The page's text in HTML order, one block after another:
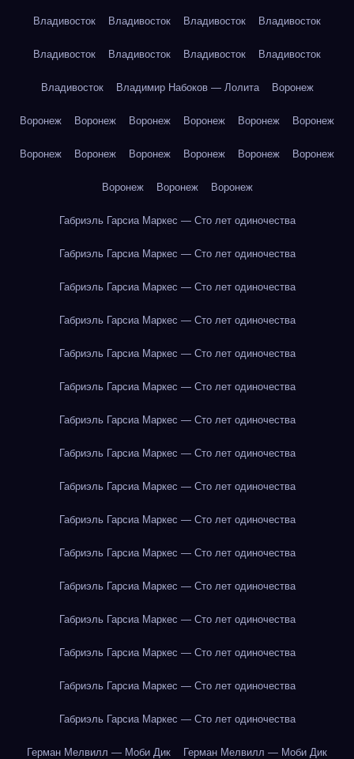
Владивосток Владивосток Владивосток Владивосток
Владивосток Владивосток Владивосток Владивосток
Владивосток Владимир Набоков — Лолита Воронеж
Воронеж Воронеж Воронеж Воронеж Воронеж Воронеж
Воронеж Воронеж Воронеж Воронеж Воронеж Воронеж
Воронеж Воронеж Воронеж
Габриэль Гарсиа Маркес — Сто лет одиночества
Габриэль Гарсиа Маркес — Сто лет одиночества
Габриэль Гарсиа Маркес — Сто лет одиночества
Габриэль Гарсиа Маркес — Сто лет одиночества
Габриэль Гарсиа Маркес — Сто лет одиночества
Габриэль Гарсиа Маркес — Сто лет одиночества
Габриэль Гарсиа Маркес — Сто лет одиночества
Габриэль Гарсиа Маркес — Сто лет одиночества
Габриэль Гарсиа Маркес — Сто лет одиночества
Габриэль Гарсиа Маркес — Сто лет одиночества
Габриэль Гарсиа Маркес — Сто лет одиночества
Габриэль Гарсиа Маркес — Сто лет одиночества
Габриэль Гарсиа Маркес — Сто лет одиночества
Габриэль Гарсиа Маркес — Сто лет одиночества
Габриэль Гарсиа Маркес — Сто лет одиночества
Габриэль Гарсиа Маркес — Сто лет одиночества
Герман Мелвилл — Моби Дик Герман Мелвилл — Моби Дик